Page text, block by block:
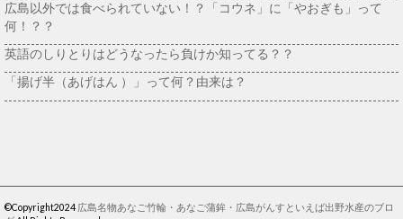
広島以外では食べられていない！？「コウネ」に「やおぎも」って
何！？？
英語のしりとりはどうなったら負けか知ってる？？
「揚げ半（あげはん ）」って何？由来は？
©Copyright2024 広島名物あなご竹輪・あなご蒲鉾・広島がんすといえば出野水産のブロ